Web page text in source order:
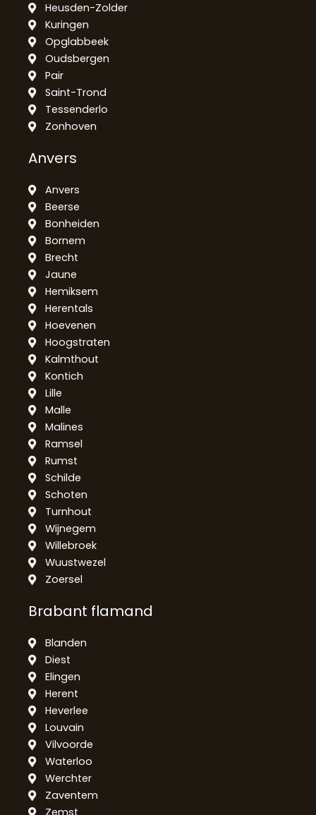
Heusden-Zolder
Kuringen
Opglabbeek
Oudsbergen
Pair
Saint-Trond
Tessenderlo
Zonhoven
Anvers
Anvers
Beerse
Bonheiden
Bornem
Brecht
Jaune
Hemiksem
Herentals
Hoevenen
Hoogstraten
Kalmthout
Kontich
Lille
Malle
Malines
Ramsel
Rumst
Schilde
Schoten
Turnhout
Wijnegem
Willebroek
Wuustwezel
Zoersel
Brabant flamand
Blanden
Diest
Elingen
Herent
Heverlee
Louvain
Vilvoorde
Waterloo
Werchter
Zaventem